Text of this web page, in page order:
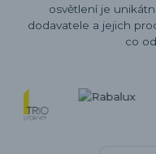
osvětlení je
dodavatele a jejich
co